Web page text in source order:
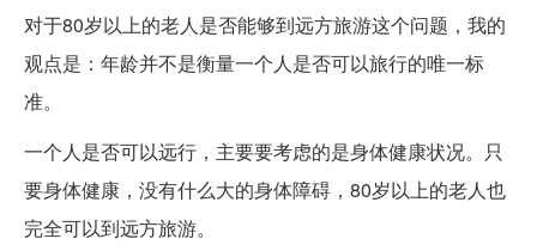
对于80岁以上的老人是否能够到远方旅游这个问题，我的
观点是：年龄并不是衡量一个人是否可以旅行的唯一标
准。
一个人是否可以远行，主要要考虑的是身体健康状况。只
要身体健康，没有什么大的身体障碍，80岁以上的老人也
完全可以到远方旅游。